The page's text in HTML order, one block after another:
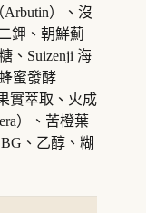
）、沒
鉀、朝鮮薊
、Suizenji 海
蜜發酵
實萃取、火成
）、苦橙葉
、乙醇、糊